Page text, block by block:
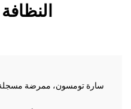
سارة تومسون، ممرضة